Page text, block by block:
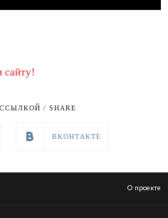
сайту!
/ SHARE
ВКОНТАКТЕ
О проекте